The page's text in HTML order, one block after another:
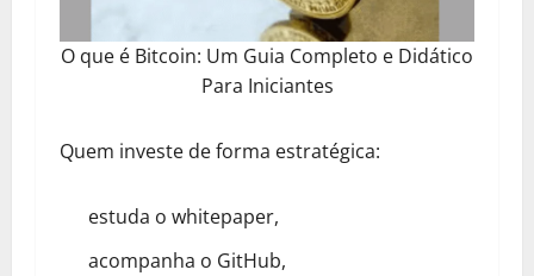
O que é Bitcoin: Um Guia Completo e Didático
Para Iniciantes
Quem investe de forma estratégica:
estuda o whitepaper,
acompanha o GitHub,